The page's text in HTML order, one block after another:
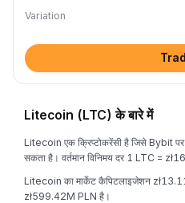
Variation
Litecoin (LTC) के बारे में
Litecoin एक क्रिप्टोकरेंसी है जिसे Bybit
सकता है। वर्तमान विनिमय दर 1 LTC =
Litecoin का मार्केट कैपिटलाइजेशन
zł599.42M PLN है।